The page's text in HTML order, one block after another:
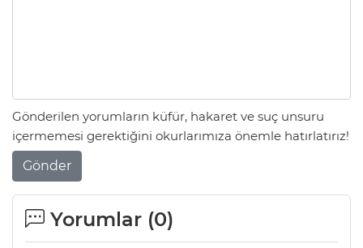
Gönderilen yorumların küfür, hakaret ve suç unsuru
içermemesi gerektiğini okurlarımıza önemle hatırlatırız!
Gönder
Yorumlar (0)